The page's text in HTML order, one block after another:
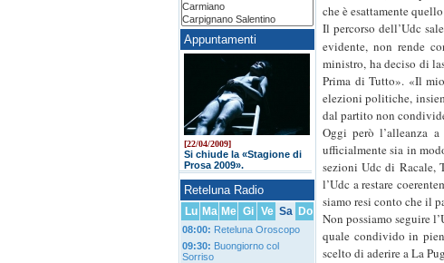
Appuntamenti
[22/04/2009]
Si chiude la «Stagione di
Prosa 2009».
Reteluna Radio
Lu Ma Me Gi Ve Sa Do
08:00: Reteluna Oroscopo
09:30: Buongiorno col
Sorriso
che è esattamente
Il percorso dell’Udc
evidente, non rende
ministro, ha deciso di
Prima di Tutto». «Il
elezioni politiche,
dal partito non
Oggi però l’alleanza
ufficialmente sia in
sezioni Udc di Racale,
l’Udc a restare
siamo resi conto che il
Non possiamo seguire
quale condivido in
scelto di aderire a La